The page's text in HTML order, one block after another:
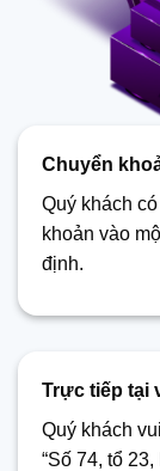
Chuyển
Quý khách
khoản vào
định.
Trực tiếp tại
Quý khách
“Số 74, tổ